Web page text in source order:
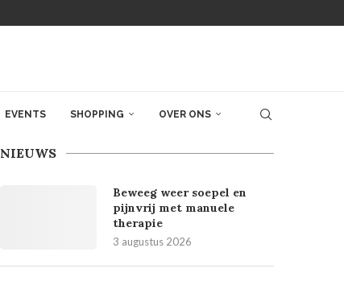
EVENTS SHOPPING OVER ONS
NIEUWS
Beweeg weer soepel en
pijnvrij met manuele
therapie
3 augustus 2026